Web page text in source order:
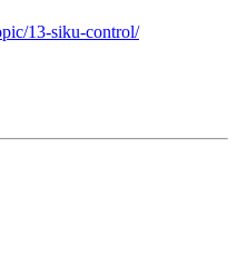
13-siku-control/